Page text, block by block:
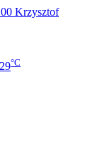
Krzysztof
29°C